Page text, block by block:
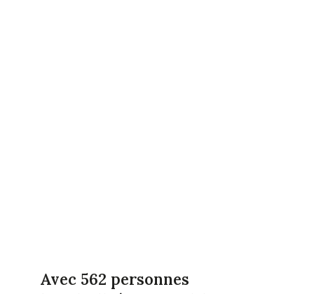
Avec 562 personnes